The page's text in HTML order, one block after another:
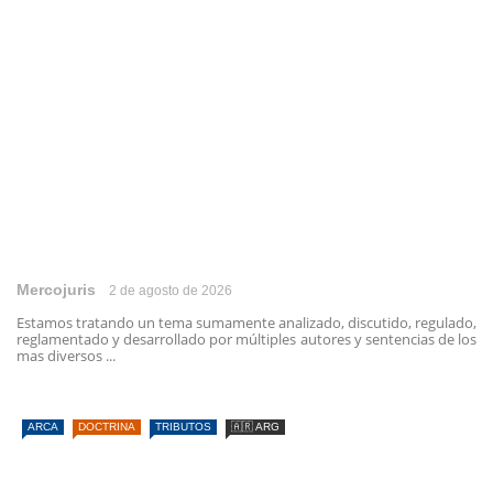
Mercojuris 2 de agosto de 2026
Estamos tratando un tema sumamente analizado, discutido, regulado,
reglamentado y desarrollado por múltiples autores y sentencias de los
mas diversos ...
ARCA DOCTRINA TRIBUTOS 🇦🇷 ARG